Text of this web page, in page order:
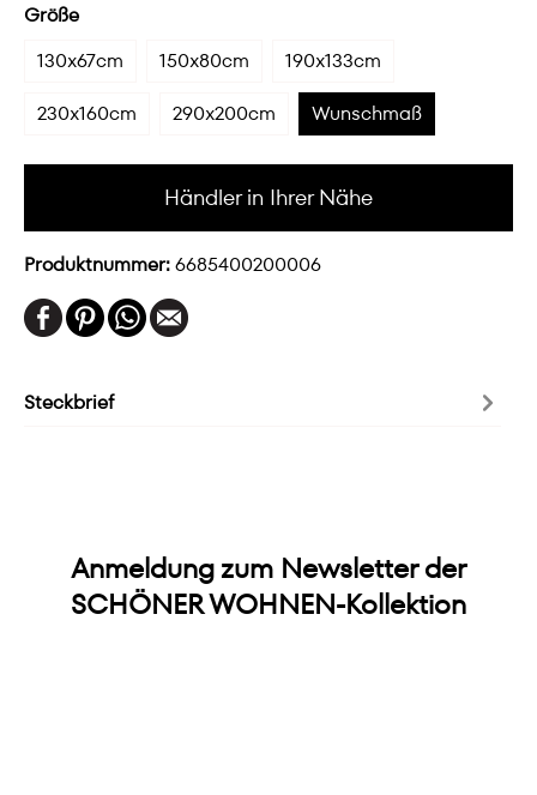
Größe
130x67cm
150x80cm
190x133cm
230x160cm
290x200cm Wunschmaß
Händler in Ihrer Nähe
Produktnummer:6685400200006
Steckbrief
Anmeldung zum Newsletter der
SCHÖNER WOHNEN-Kollektion